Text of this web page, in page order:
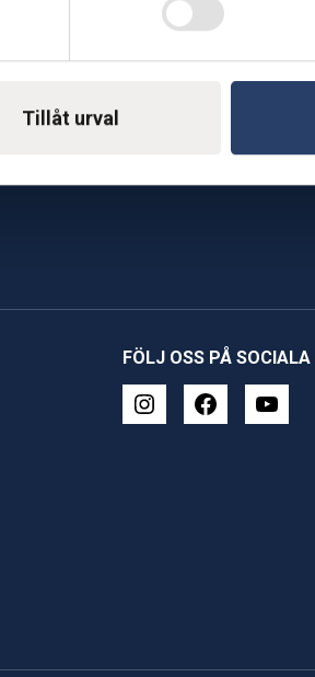
Tillåt urval
FÖLJ OSS PÅ SOCIALA